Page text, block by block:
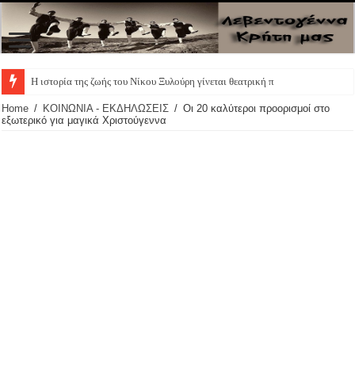
Πα
Home / ΚΟΙΝΩΝΙΑ - ΕΚΔΗΛΩΣΕΙΣ / Οι 20 καλύτεροι προορισμοί στο
εξωτερικό για μαγικά Χριστούγεννα